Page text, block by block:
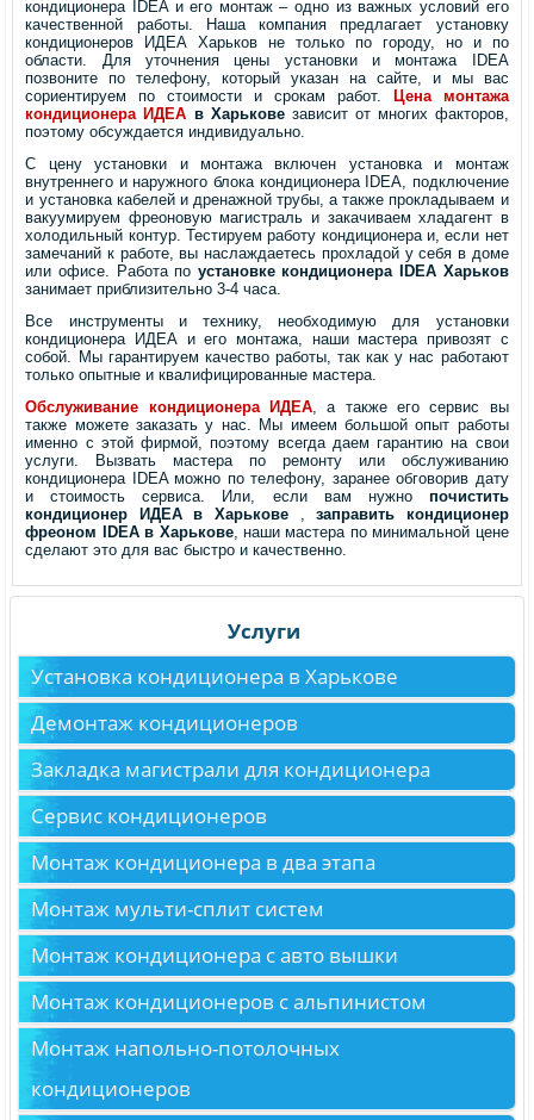
кондиционера IDEA и его монтаж – одно из важных условий его
качественной работы. Наша компания предлагает установку
кондиционеров ИДЕА Харьков не только по городу, но и по
области. Для уточнения цены установки и монтажа IDEA
позвоните по телефону, который указан на сайте, и мы вас
сориентируем по стоимости и срокам работ.
Цена монтажа
кондиционера ИДЕА в Харьковезависит от многих факторов,
поэтому обсуждается индивидуально.
С цену установки и монтажа включен установка и монтаж
внутреннего и наружного блока кондиционера IDEA, подключение
и установка кабелей и дренажной трубы, а также прокладываем и
вакуумируем фреоновую магистраль и закачиваем хладагент в
холодильный контур. Тестируем работу кондиционера и, если нет
замечаний к работе, вы наслаждаетесь прохладой у себя в доме
или офисе. Работа по установке кондиционера IDEA Харьков
занимает приблизительно 3-4 часа.
Все инструменты и технику, необходимую для установки
кондиционера ИДЕА и его монтажа, наши мастера привозят с
собой. Мы гарантируем качество работы, так как у нас работают
только опытные и квалифицированные мастера.
Обслуживание кондиционера ИДЕА, а также его сервис вы
также можете заказать у нас. Мы имеем большой опыт работы
именно с этой фирмой, поэтому всегда даем гарантию на свои
услуги. Вызвать мастера по ремонту или обслуживанию
кондиционера IDEA можно по телефону, заранее обговорив дату
и стоимость сервиса. Или, если вам нужно почистить
кондиционер ИДЕА в Харькове ,заправить кондиционер
фреоном IDEA в Харькове, наши мастера по минимальной цене
сделают это для вас быстро и качественно.
Услуги
Установка кондиционера в Харькове
Демонтаж кондиционеров
Закладка магистрали для кондиционера
Сервис кондиционеров
Монтаж кондиционера в два этапа
Монтаж мульти-сплит систем
Монтаж кондиционера с авто вышки
Монтаж кондиционеров с альпинистом
Монтаж напольно-потолочных
кондиционеров